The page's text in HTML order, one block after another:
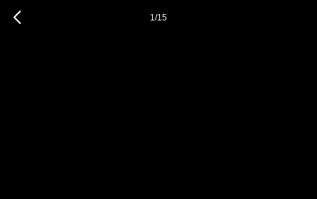
1/15